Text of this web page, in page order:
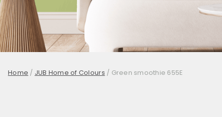
Home / JUB Home of Colours / Green smoothie 655E